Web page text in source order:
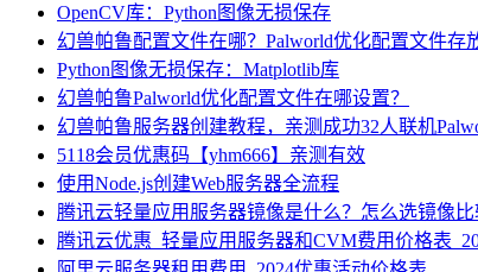
OpenCV库：Python图像无损保存
幻兽帕鲁配置文件在哪？Palworld优化配置文件存
Python图像无损保存：Matplotlib库
幻兽帕鲁Palworld优化配置文件在哪设置？
幻兽帕鲁服务器创建教程，亲测成功32人联机
5118会员优惠码【yhm666】亲测有效
使用Node.js创建Web服务器全流程
腾讯云轻量应用服务器镜像是什么？怎么选镜像比
腾讯云优惠_轻量应用服务器和CVM费用价格表